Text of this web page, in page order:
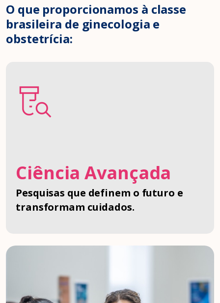
O que proporcionamos à classe
brasileira de ginecologia e
obstetrícia:
Ciência Avançada
Pesquisas que definem o futuro e
transformam cuidados.